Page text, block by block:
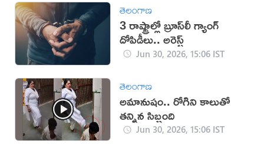
తెలంగాణ
3 రాష్ట్రాల్లో బ్రూస్‌లీ గ్యాంగ్
దోపిడీలు.. అరెస్ట్
Jun 30, 2026, 15:06 IST
తెలంగాణ
అమానుషం.. రోగిని కాలుతో
తన్నిన సిబ్బంది
Jun 30, 2026, 15:06 IST